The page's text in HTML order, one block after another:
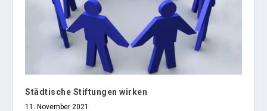
Städtische Stiftungen wirken
11. November 2021